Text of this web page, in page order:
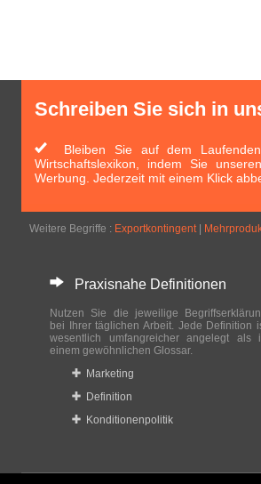
Schreiben Sie sich in
Bleiben Sie auf dem Laufenden
Wirtschaftslexikon, indem Sie
Werbung. Jederzeit mit einem Klick
Weitere Begriffe : Exportkontingent|
Praxisnahe Definitionen
Nutzen Sie die jeweilige
bei Ihrer täglichen Arbeit. Jede Definition
wesentlich umfangreicher angelegt als
einem gewöhnlichen Glossar.
Marketing
Definition
Konditionenpolitik